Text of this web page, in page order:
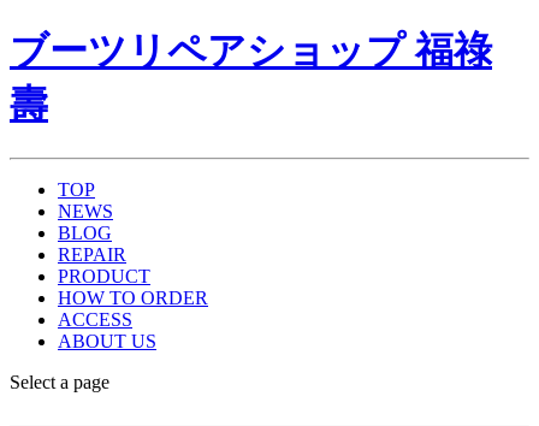
ブーツリペアショップ 福祿
壽
TOP
NEWS
BLOG
REPAIR
PRODUCT
HOW TO ORDER
ACCESS
ABOUT US
Select a page